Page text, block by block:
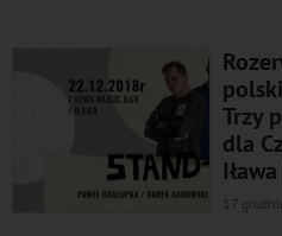
Trzy
dla
17